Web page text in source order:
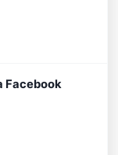
Facebook